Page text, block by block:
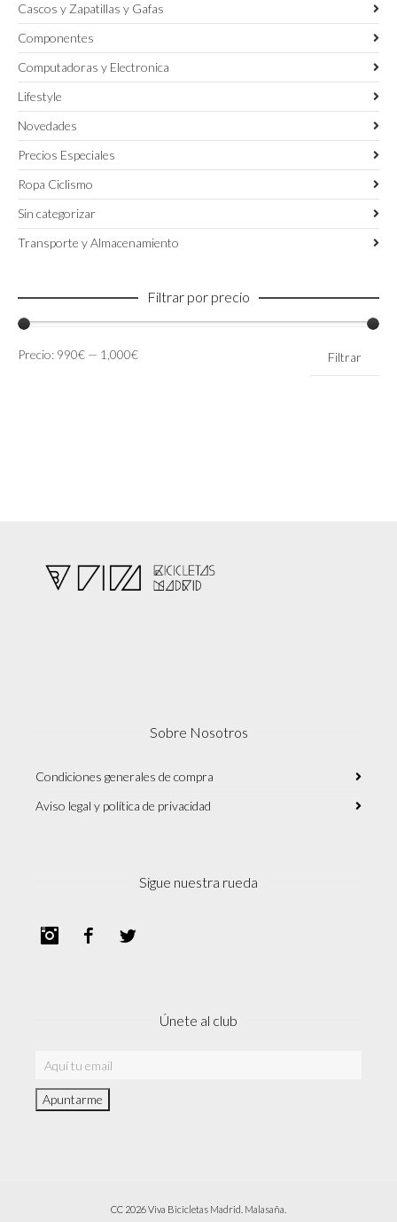
Cascos y Zapatillas y Gafas
Componentes
Computadoras y Electronica
Lifestyle
Novedades
Precios Especiales
Ropa Ciclismo
Sin categorizar
Transporte y Almacenamiento
Filtrar por precio
Precio
Precio
Filtrar
Precio: 990€ — 1,000€
Sobre Nosotros
Condiciones generales de compra
Aviso legal y política de privacidad
Sigue nuestra rueda
InstagramFacebook
Únete al club
CC 2026 Viva Bicicletas Madrid. Malasaña.